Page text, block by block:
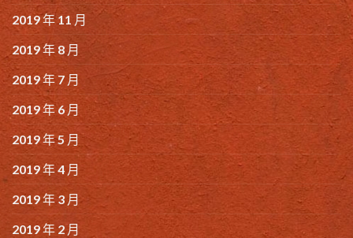
2019 年 11 月
2019 年 8 月
2019 年 7 月
2019 年 6 月
2019 年 5 月
2019 年 4 月
2019 年 3 月
2019 年 2 月